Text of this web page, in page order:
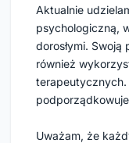
Aktualnie
psychologiczną,
dorosłymi. Swoją
również
Uważam, że